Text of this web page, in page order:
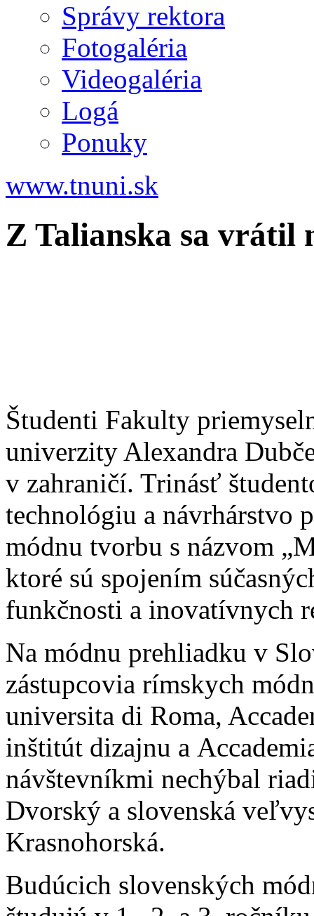
Správy rektora
Fotogaléria
Videogaléria
Logá
Ponuky
www.tnuni.sk
Z Talianska sa vrátil
Študenti Fakulty
univerzity Alexandra
v zahraničí. Trinásť
technológiu a návrhárstvo
módnu tvorbu s názvom
ktoré sú spojením
funkčnosti a inovatívnych
Na módnu prehliadku v
zástupcovia rímskych
universita di Roma,
inštitút dizajnu a
návštevníkmi nechýbal
Dvorský a slovenská
Krasnohorská.
Budúcich slovenských